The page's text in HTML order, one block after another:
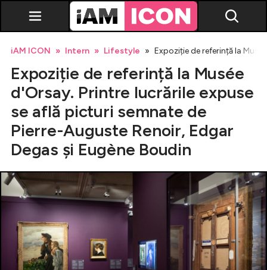
Vedete
Breaking news
Evenimente
Emisiuni TV
Horoscop
Lifestyle
iAM ICON Intern Lifestyle Expoziție de referință la
Expoziție de referință la Musée
d'Orsay. Printre lucrările expuse
se află picturi semnate de
Pierre-Auguste Renoir, Edgar
Degas și Eugène Boudin